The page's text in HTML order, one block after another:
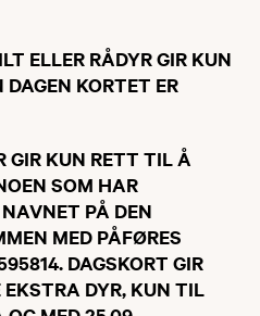
ELLER RÅDYR GIR KUN
KORTET ER
GIR KUN RETT TIL Å
SOM HAR
PÅ DEN
MED PÅFØRES
DAGSKORT GIR
DYR, KUN TIL